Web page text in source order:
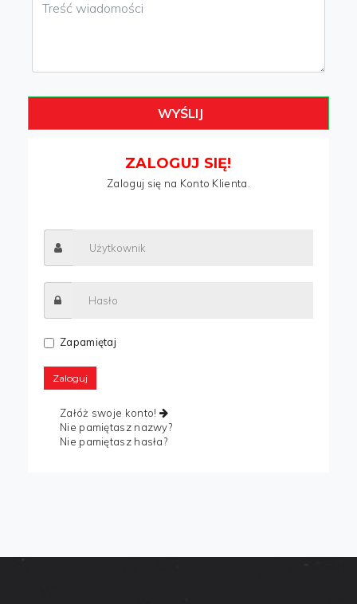
WYŚLIJ
ZALOGUJ SIĘ!
Zaloguj się na Konto Klienta.
Zapamiętaj
Załóż swoje konto!
Nie pamiętasz nazwy?
Nie pamiętasz hasła?